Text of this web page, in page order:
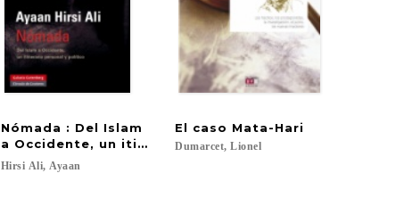
Nómada : Del Islam
a Occidente, un itinerario personal y político
Hirsi Ali, Ayaan
El caso Mata-Hari
Dumarcet, Lionel